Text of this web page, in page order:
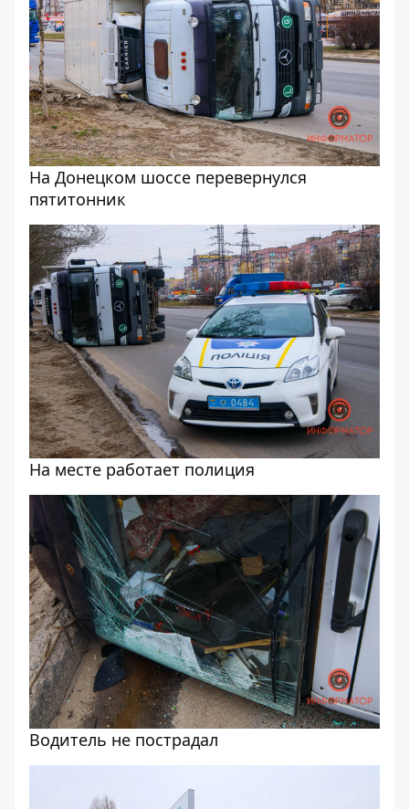
На Донецком шоссе перевернулся
пятитонник
На месте работает полиция
Водитель не пострадал